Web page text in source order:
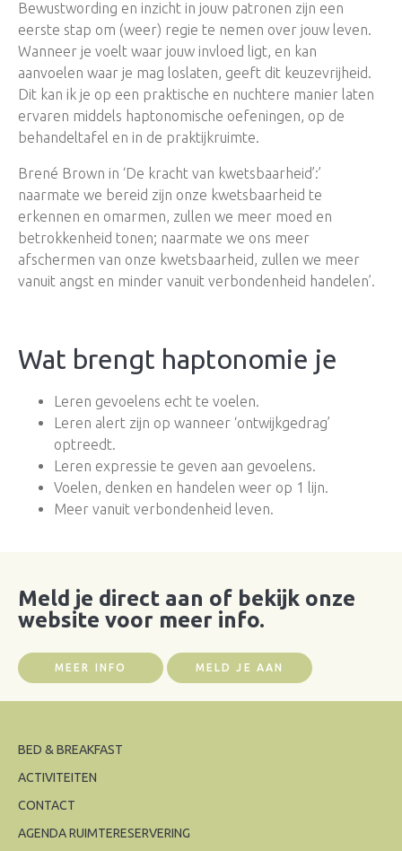
Bewustwording en inzicht in jouw patronen zijn een
eerste stap om (weer) regie te nemen over jouw leven.
Wanneer je voelt waar jouw invloed ligt, en kan
aanvoelen waar je mag loslaten, geeft dit keuzevrijheid.
Dit kan ik je op een praktische en nuchtere manier laten
ervaren middels haptonomische oefeningen, op de
behandeltafel en in de praktijkruimte.
Brené Brown in ‘De kracht van kwetsbaarheid’:’
naarmate we bereid zijn onze kwetsbaarheid te
erkennen en omarmen, zullen we meer moed en
betrokkenheid tonen; naarmate we ons meer
afschermen van onze kwetsbaarheid, zullen we meer
vanuit angst en minder vanuit verbondenheid handelen’.
Wat brengt haptonomie je
Leren gevoelens echt te voelen.
Leren alert zijn op wanneer ‘ontwijkgedrag’
optreedt.
Leren expressie te geven aan gevoelens.
Voelen, denken en handelen weer op 1 lijn.
Meer vanuit verbondenheid leven.
Meld je direct aan of bekijk onze
website voor meer info.
MEER INFO MELD JE AAN
BED & BREAKFAST
ACTIVITEITEN
CONTACT
AGENDA RUIMTERESERVERING